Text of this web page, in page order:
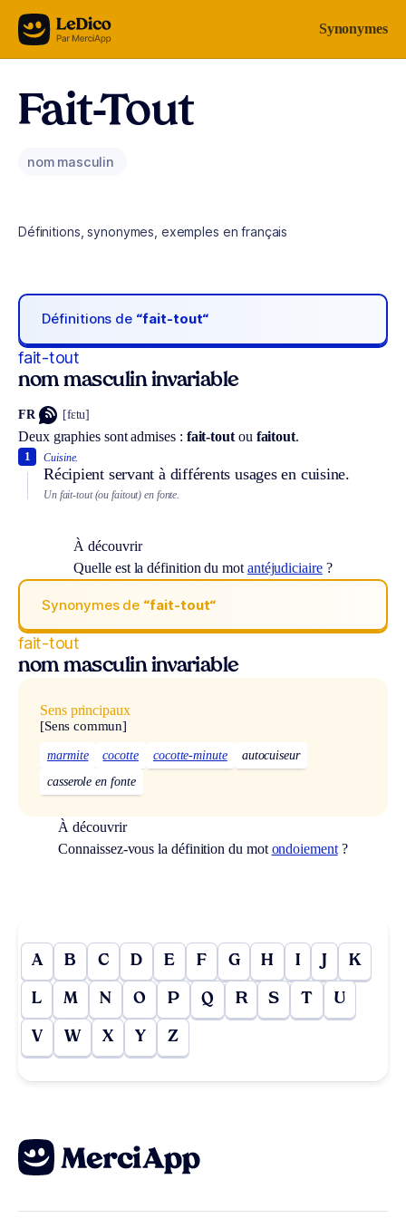
Aller au contenu Synonymes
Fait-Tout
nom masculin
Définitions, synonymes, exemples en français
Définitions de “fait-tout“
fait-tout
nom masculin invariable
FR [fɛtu]
Deux graphies sont admises : fait-toutou faitout.
Cuisine.
Récipient servant à différents usages en cuisine.
1
Un fait-tout (ou faitout) en fonte.
À découvrir
Quelle est la définition du mot antéjudiciaire?
Synonymes de “fait-tout“
fait-tout
nom masculin invariable
Sens principaux
[Sens commun]
marmite cocotte cocotte-minute
autocuiseur
casserole en fonte
À découvrir
Connaissez-vous la définition du mot ondoiement?
A B C D E F G H I J K
L M N O P Q R S T U
V W X Y Z